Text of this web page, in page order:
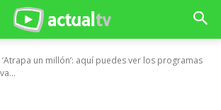
‘Atrapa un millón’: aquí puedes ver los programas